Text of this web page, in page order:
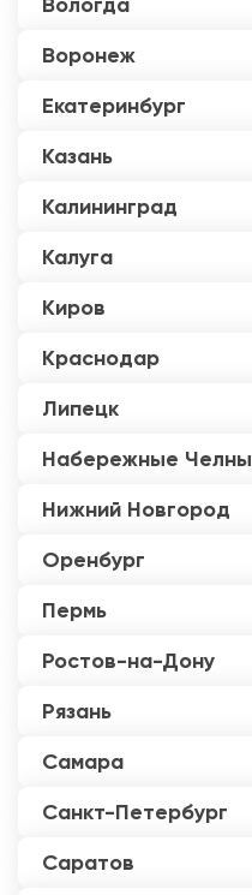
Воронеж
Екатеринбург
Казань
Калининград
Калуга
Киров
Краснодар
Липецк
Набережные Челны
Нижний Новгород
Оренбург
Пермь
Ростов-на-Дону
Рязань
Самара
Санкт-Петербург
Саратов